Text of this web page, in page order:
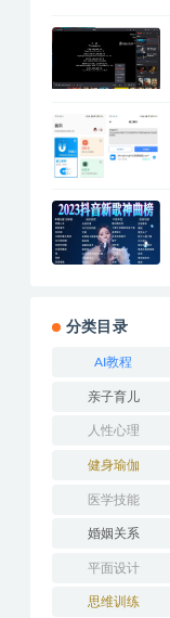
分类目录
AI教程
亲子育儿
人性心理
健身瑜伽
医学技能
婚姻关系
平面设计
思维训练